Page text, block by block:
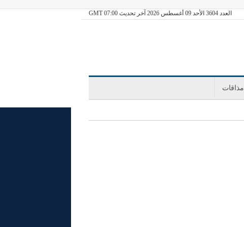
العدد 3604 الأحد 09 أغسطس 2026 آخر تحديث GMT 07:00
مذاقات